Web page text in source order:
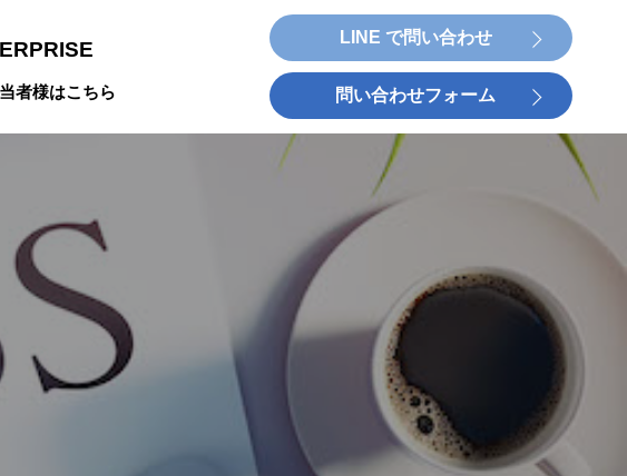
者様はこちら
LINE で問い合わせ
問い合わせフォーム